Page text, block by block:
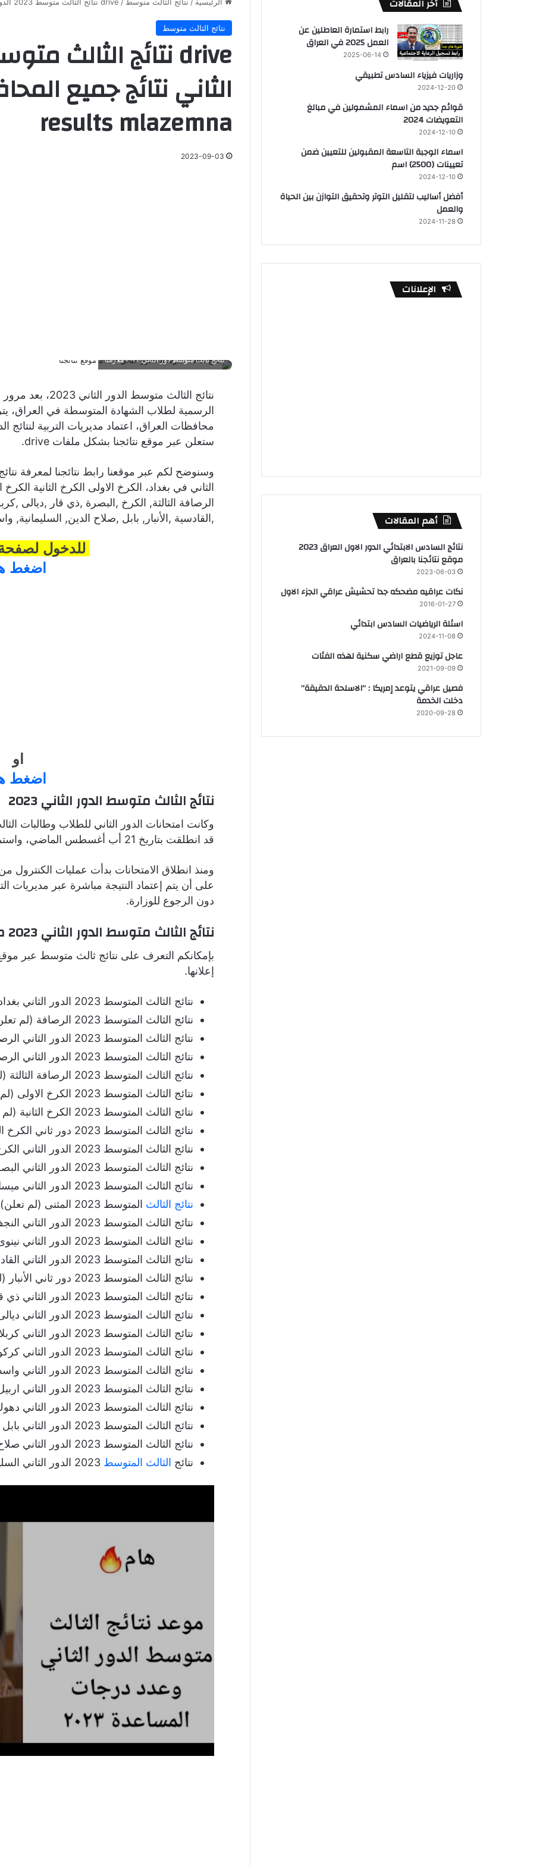
نتائج الثالث متوسط
الثاني نتائج جميع
results mlazemna
2023-09-03
نتائج ثالث متوسط دور الثاني ٢٠٢٣ ملازمنا
نتائج الثالث متوسط
الرسمية لطلاب الشهادة المتوسطة في العراق،
ستعلن عبر موقع نتائجنا بشكل ملفات drive.
الثاني في بغداد، الكرخ الاولى الكرخ الثانية الكرخ
الرصافة الثالثة, الكرخ ,البصرة ,ذي قار ,ديالى
,القادسية ,الأنبار, بابل ,صلاح الدين,
للدخول لصفحة
اضغط
او
اضغط
نتائج الثالث متوسط الدور الثاني 2023
وكانت امتحانات الدور الثاني للطلاب وطالبات
قد انطلقت بتاريخ 21 أب أغسطس الماضي، واستمرت حتى يوم 29 آب.
ومنذ انطلاق الامتحانات بدأت عمليات الكنترول
على أن يتم إعتماد النتيجة مباشرة عبر مديريات
دون الرجوع للوزارة.
نتائج الثالث متوسط الدور الثاني 2023 موقع نتائجنا
بإمكانكم التعرف على نتائج ثالث متوسط عبر موقع
إعلانها.
نتائج الثالث المتوسط 2023 الدور الثاني بغداد (لم تعلن).
نتائج الثالث المتوسط 2023 الرصافة (لم تعلن).
نتائج الثالث المتوسط 2023 الدور الثاني الرصافة الاولى (لم تعلن).
نتائج الثالث المتوسط 2023 الدور الثاني الرصافة الثانية (لم تعلن).
نتائج الثالث المتوسط 2023 الرصافة الثالثة (لم تعلن).
نتائج الثالث المتوسط 2023 الكرخ الاولى (لم تعلن).
نتائج الثالث المتوسط 2023 الكرخ الثانية (لم تعلن).
نتائج الثالث المتوسط 2023 دور ثاني الكرخ الثالثة (لم تعلن).
نتائج الثالث المتوسط 2023 الدور الثاني الكرخ (لم تعلن).
نتائج الثالث المتوسط 2023 الدور الثاني البصرة (لم تعلن).
نتائج الثالث المتوسط 2023 الدور الثاني ميسان (لم تعلن).
نتائج الثالث المتوسط 2023 المثنى (لم تعلن).
نتائج الثالث المتوسط 2023 الدور الثاني النجف (لم تعلن).
نتائج الثالث المتوسط 2023 الدور الثاني نينوى (لم تعلن).
نتائج الثالث المتوسط 2023 الدور الثاني القادسية (لم تعلن).
نتائج الثالث المتوسط 2023 دور ثاني الأنبار (لم تعلن).
نتائج الثالث المتوسط 2023 الدور الثاني ذي قار (لم تعلن).
نتائج الثالث المتوسط 2023 الدور الثاني ديالى (لم تعلن).
نتائج الثالث المتوسط 2023 الدور الثاني كربلاء (لم تعلن).
نتائج الثالث المتوسط 2023 الدور الثاني كركوك (لم تعلن).
نتائج الثالث المتوسط 2023 الدور الثاني واسط (لم تعلن).
نتائج الثالث المتوسط 2023 الدور الثاني اربيل (لم تعلن).
نتائج الثالث المتوسط 2023 الدور الثاني دهوك (لم تعلن).
نتائج الثالث المتوسط 2023 الدور الثاني بابل (لم تعلن).
نتائج الثالث المتوسط 2023 الدور الثاني صلاح الدين (لم تعلن).
نتائج الثالث المتوسط
أخر المقالات
رابط استمارة العاطلين عن
العمل 2025 في العراق
2025-06-14
وزاريات فيزياء السادس تطبيقي
2024-12-20
قوائم جديد من اسماء المشمولين في مبالغ
التعويضات 2024
2024-12-10
اسماء الوجبة التاسعة المقبولين للتعيين ضمن
تعيينات (2500) اسم
2024-12-10
أفضل أساليب لتقليل التوتر وتحقيق التوازن بين الحياة
والعمل
2024-11-28
الإعلانات
أهم المقالات
نتائج السادس الابتدائي الدور الاول العراق 2023
موقع نتائجنا بالعراق
2023-06-03
نكات عراقيه مضحكه جدا تحشيش عراقي الجزء الاول
2016-01-27
اسئلة الرياضيات السادس ابتدائي
2024-11-08
عاجل توزيع قطع اراضي سكنية لهذه الفئات
2021-09-09
فصيل عراقي يتوعد إمريكا : “الاسلحة الدقيقة”
دخلت الخدمة
2020-09-28